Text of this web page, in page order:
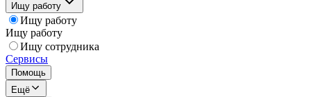
Ищу работу
Ищу работу
Ищу работу
Ищу сотрудника
Сервисы
Помощь
Ещё